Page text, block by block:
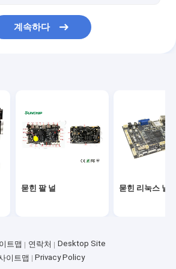
계속하다
묻힌 팔 널 묻힌 리눅스 널
트맵 연락처
Desktop Site
이트맵
Privacy Policy